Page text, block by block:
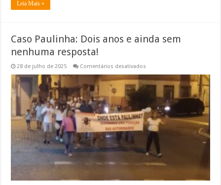
Leia Mais »
Caso Paulinha: Dois anos e ainda sem
nenhuma resposta!
28 de julho de 2025 Comentários desativados
Paulinha:
Dois
sem
nenhuma
resposta!